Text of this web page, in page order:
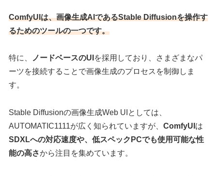
ComfyUIは、画像生成AIであるStable Diffusionを操作す
るためのツールの一つです。
特に、 ノードベースのUI を採用しており、さまざまなパ
ーツを接続することで画像生成のプロセスを制御しま
す。
Stable Diffusionの画像生成Web UIとしては、
AUTOMATIC1111が広く知られていますが、ComfyUI は
SDXLへの対応速度や、低スペックPCでも使用可能な性
能の高さから注目を集めています。